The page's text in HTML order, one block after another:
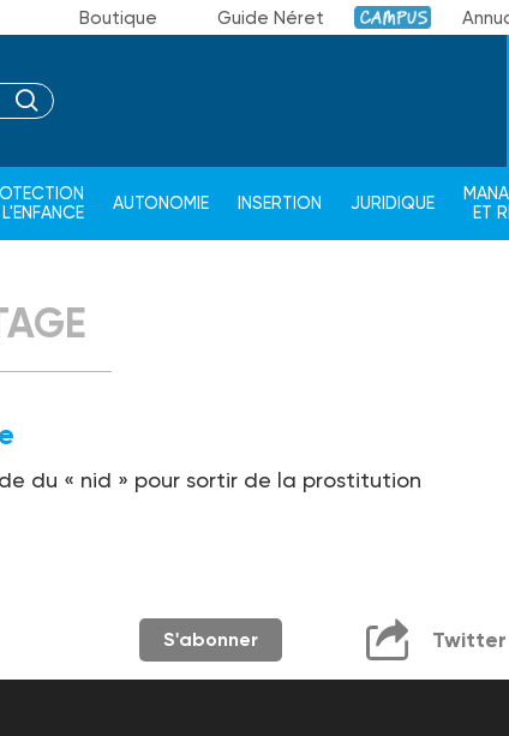
Boutique Guide Néret Campus
L'ENFANCE
AUTONOMIE INSERTION JURIDIQUE
ET
du « nid » pour sortir de la prostitution
S'abonner Twitter